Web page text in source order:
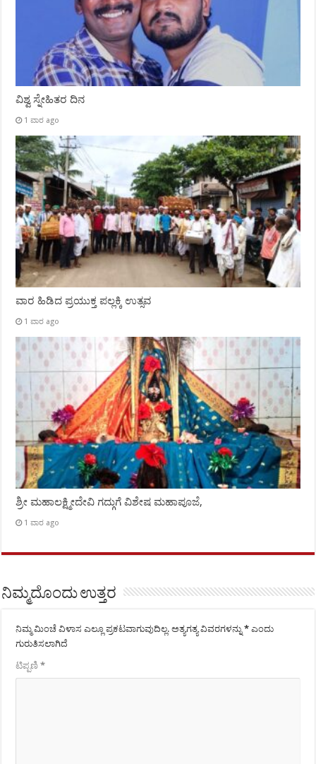
ವಿಶ್ವ ಸ್ನೇಹಿತರ ದಿನ
1 ವಾರ ago
ವಾರ ಹಿಡಿದ ಪ್ರಯುಕ್ತ ಪಲ್ಲಕ್ಕಿ ಉತ್ಸವ
1 ವಾರ ago
ಶ್ರೀ ಮಹಾಲಕ್ಷ್ಮೀದೇವಿ ಗದ್ಗುಗೆ ವಿಶೇಷ ಮಹಾಪೂಜೆ,
1 ವಾರ ago
ನಿಮ್ಮದೊಂದು ಉತ್ತರ
ನಿಮ್ಮ ಮಿಂಚೆ ವಿಳಾಸ ಎಲ್ಲೂ ಪ್ರಕಟವಾಗುವುದಿಲ್ಲ. ಅತ್ಯಗತ್ಯ ವಿವರಗಳನ್ನು* ಎಂದು
ಗುರುತಿಸಲಾಗಿದೆ
ಟಿಪ್ಪಣಿ*